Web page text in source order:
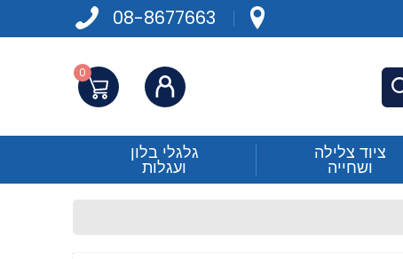
08-8677663
חפש
התחברות 0
ציוד צלילה
ושחייה
גלגלי בלון
ועגלות